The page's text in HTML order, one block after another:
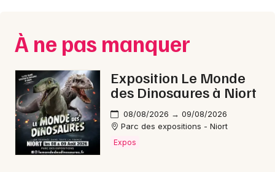
À ne pas manquer
Exposition Le Monde
des Dinosaures à Niort
08/08/2026 → 09/08/2026
Parc des expositions - Niort
Expos